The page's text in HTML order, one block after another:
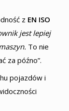
z EN ISO
jest lepiej
To nie
za późno”.
pojazdów i